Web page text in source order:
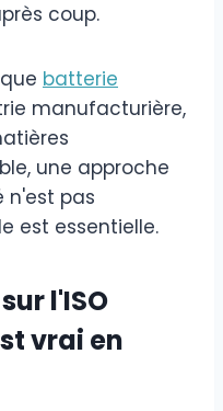
coup.
batterie
manufacturière,
une approche
n'est pas
est essentielle.
l'ISO
vrai en